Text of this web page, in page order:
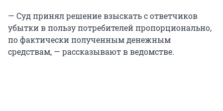
— Суд принял решение взыскать с ответчиков
убытки в пользу потребителей пропорционально,
по фактически полученным денежным
средствам, — рассказывают в ведомстве.